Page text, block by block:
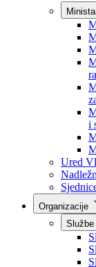
Vlada
i
Ured
Službe